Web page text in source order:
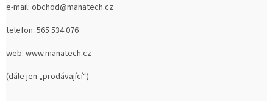
e-mail: obchod@manatech.cz
telefon: 565 534 076
web: www.manatech.cz
(dále jen „prodávající“)